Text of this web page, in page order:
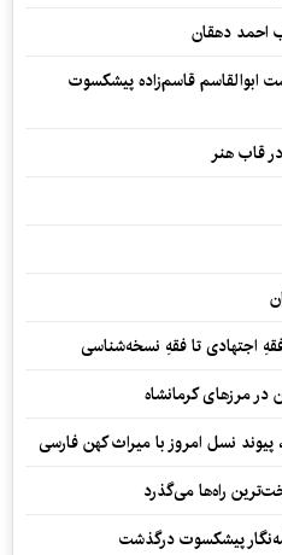
احمد دهقان
ابوالقاسم قاسم‌زاده پیشکسوت
قاب هنر
اجتهادی تا فقهِ نسخه‌شناسی
نسل امروز با میراث کهن فارسی
راه‌ها می‌گذرد
پیشکسوت درگذشت